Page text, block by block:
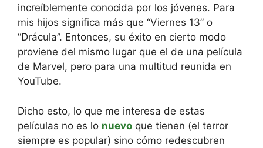
increíblemente conocida por los jóvenes. Para
mis hijos significa más que “Viernes 13” o
“Drácula”. Entonces, su éxito en cierto modo
proviene del mismo lugar que el de una película
de Marvel, pero para una multitud reunida en
YouTube.
Dicho esto, lo que me interesa de estas
películas no es lo nuevo que tienen (el terror
siempre es popular) sino cómo redescubren